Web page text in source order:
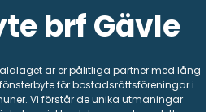
brf Gävle
är er pålitliga partner med lång
för bostadsrättsföreningar i
Vi förstår de unika utmaningar